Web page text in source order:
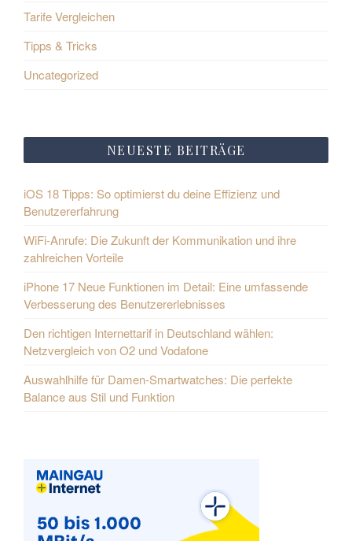
Tarife Vergleichen
Tipps & Tricks
Uncategorized
NEUESTE BEITRÄGE
iOS 18 Tipps: So optimierst du deine Effizienz und
Benutzererfahrung
WiFi-Anrufe: Die Zukunft der Kommunikation und ihre
zahlreichen Vorteile
iPhone 17 Neue Funktionen im Detail: Eine umfassende
Verbesserung des Benutzererlebnisses
Den richtigen Internettarif in Deutschland wählen:
Netzvergleich von O2 und Vodafone
Auswahlhilfe für Damen-Smartwatches: Die perfekte
Balance aus Stil und Funktion